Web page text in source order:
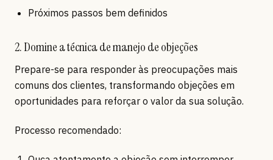
Próximos passos bem definidos
2. Domine a técnica de manejo de objeções
Prepare-se para responder às preocupações mais
comuns dos clientes, transformando objeções em
oportunidades para reforçar o valor da sua solução.
Processo recomendado: